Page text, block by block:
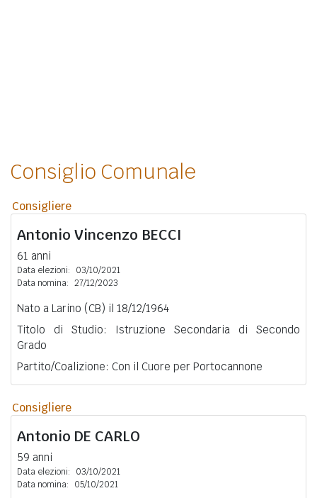
Consiglio Comunale
Consigliere
Antonio Vincenzo BECCI
61 anni
Data elezioni:
03/10/2021
Data nomina: 27/12/2023
Nato a Larino (CB) il 18/12/1964
Titolo di Studio: Istruzione Secondaria di Secondo
Grado
Partito/Coalizione: Con il Cuore per Portocannone
Consigliere
Antonio DE CARLO
59 anni
Data elezioni:
03/10/2021
Data nomina:
05/10/2021